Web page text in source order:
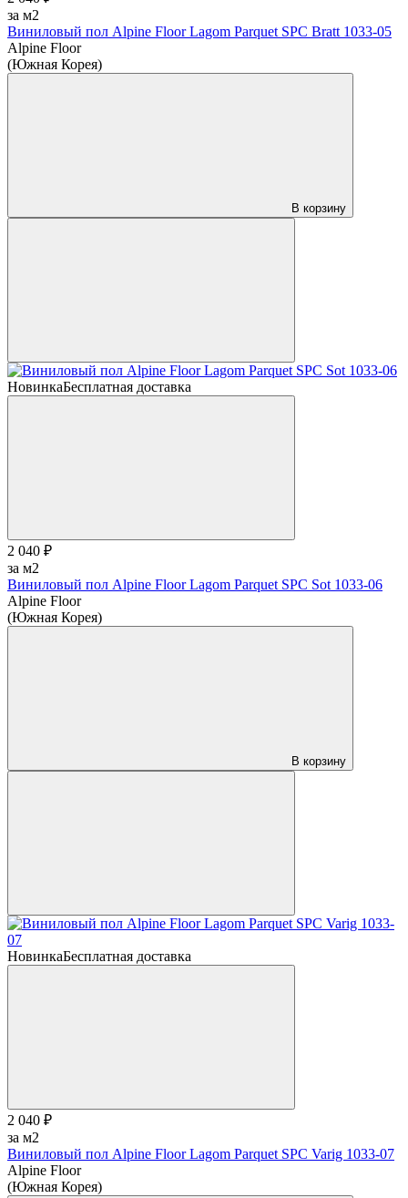
за м2
Виниловый пол Alpine Floor Lagom Parquet SPC Bratt 1033-05
Alpine Floor
(Южная Корея)
В корзину
НовинкаБесплатная доставка
2 040 ₽
за м2
Виниловый пол Alpine Floor Lagom Parquet SPC Sot 1033-06
Alpine Floor
(Южная Корея)
В корзину
НовинкаБесплатная доставка
2 040 ₽
за м2
Виниловый пол Alpine Floor Lagom Parquet SPC Varig 1033-07
Alpine Floor
(Южная Корея)